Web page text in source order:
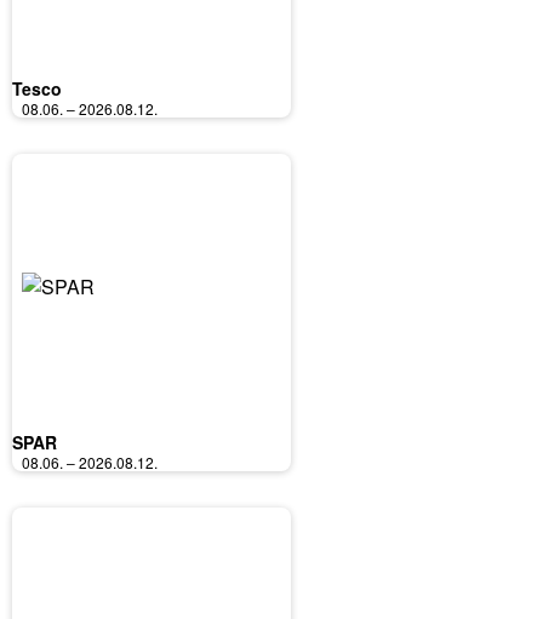
Tesco
08.06. – 2026.08.12.
SPAR
08.06. – 2026.08.12.